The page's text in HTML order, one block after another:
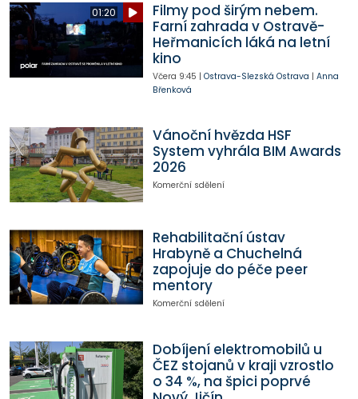
01:20
Filmy pod širým nebem.
Farní zahrada v Ostravě-
Heřmanicích láká na letní
kino
Včera 9:45 | Ostrava-Slezská Ostrava | Anna
Břenková
Vánoční hvězda HSF
System vyhrála BIM Awards
2026
Komerční sdělení
Rehabilitační ústav
Hrabyně a Chuchelná
zapojuje do péče peer
mentory
Komerční sdělení
Dobíjení elektromobilů u
ČEZ stojanů v kraji vzrostlo
o 34 %, na špici poprvé